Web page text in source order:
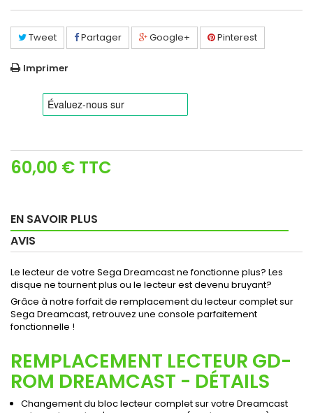
Tweet Partager Google+ Pinterest
Imprimer
60,00 € TTC
EN SAVOIR PLUS
AVIS
Le lecteur de votre Sega Dreamcast ne fonctionne plus? Les
disque ne tournent plus ou le lecteur est devenu bruyant?
Grâce à notre forfait de remplacement du lecteur complet sur
Sega Dreamcast, retrouvez une console parfaitement
fonctionnelle !
REMPLACEMENT LECTEUR GD-
ROM DREAMCAST - DÉTAILS
Changement du bloc lecteur complet sur votre Dreamcast